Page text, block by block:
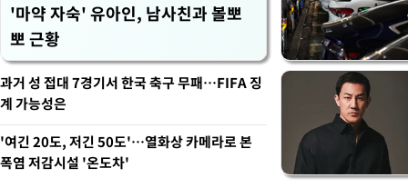
'마약 자숙' 유아인, 남사친과 볼뽀
뽀 근황
과거 성 접대 7경기서 한국 축구 무패…FIFA 징
계 가능성은
'여긴 20도, 저긴 50도'…열화상 카메라로 본
폭염 저감시설 '온도차'